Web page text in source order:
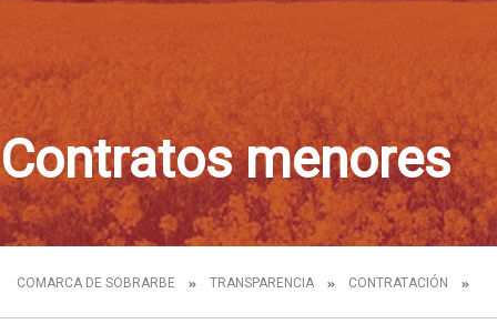
Contratos menores
COMARCA DE SOBRARBE TRANSPARENCIA CONTRATACIÓN